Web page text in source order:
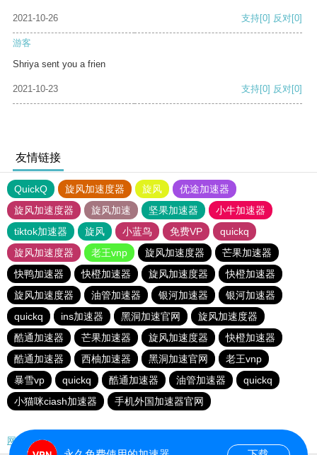
2021-10-26 支持[0] 反对[0]
游客
Shriya sent you a frien
2021-10-23 支持[0] 反对[0]
友情链接
QuickQ 旋风加速度器 旋风
优途加速器
旋风加速度器
旋风加速 坚果加速器
小牛加速器
tiktok加速器
旋风 小蓝鸟 免费VP
quickq
旋风加速度器
老王vnp 旋风加速度器
芒果加速器
快鸭加速器
快橙加速器 旋风加速度器
快橙加速器
旋风加速度器
油管加速器 银河加速器
银河加速器
quickq
ins加速器 黑洞加速官网
旋风加速度器
酷通加速器
芒果加速器 旋风加速度器
快橙加速器
酷通加速器
西柚加速器 黑洞加速官网
老王vnp
暴雪vp
quickq 酷通加速器 油管加速器
quickq
小猫咪ciash加速器
手机外国加速器官网
网站地图